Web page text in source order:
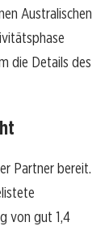
Australischen
die Details des
Partner bereit.
von gut 1,4